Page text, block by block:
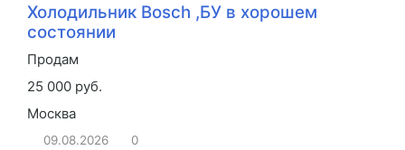
Холодильник Bosch ,БУ в хорошем
состоянии
Продам
25 000 руб.
Москва
09.08.2026 0